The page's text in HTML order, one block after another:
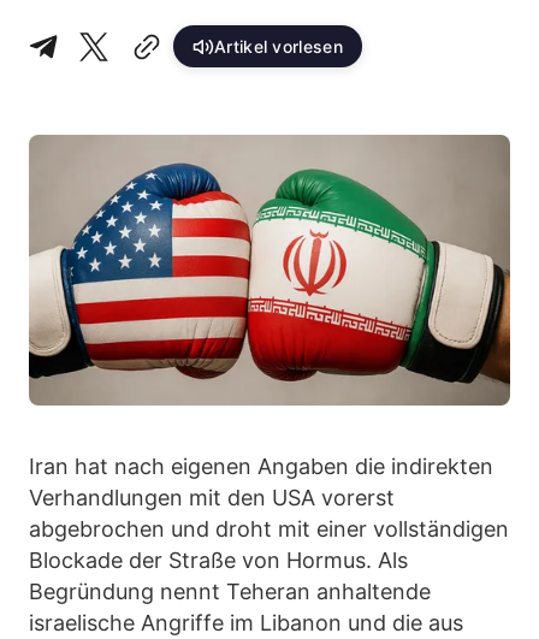
Artikel vorlesen
Iran hat nach eigenen Angaben die indirekten
Verhandlungen mit den USA vorerst
abgebrochen und droht mit einer vollständigen
Blockade der Straße von Hormus. Als
Begründung nennt Teheran anhaltende
israelische Angriffe im Libanon und die aus